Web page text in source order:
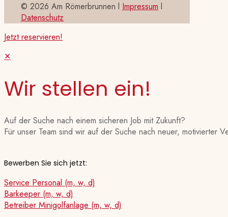
© 2026 Am Römerbrunnen l Impressum l
Datenschutz
Jetzt reservieren!
✕
Wir stellen ein!
Auf der Suche nach einem sicheren Job mit Zukunft?
Für unser Team sind wir auf der Suche nach neuer, motivierter
Bewerben Sie sich jetzt:
Service Personal (m, w, d)
Barkeeper (m, w, d)
Betreiber Minigolfanlage (m, w, d)